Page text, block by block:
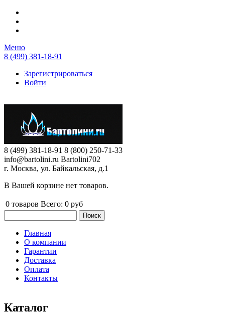
Перейти к основному содержанию
Меню
8 (499) 381-18-91
Зарегистрироваться
Войти
8 (499) 381-18-91 8 (800) 250-71-33
info@bartolini.ru Bartolini702
г. Москва, ул. Байкальская, д.1
В Вашей корзине нет товаров.
0 товаров Всего: 0 руб
Главное меню
Главная
О компании
Гарантии
Доставка
Оплата
Контакты
Каталог